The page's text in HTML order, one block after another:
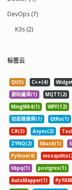
DevOps (7)
K3s (2)
标签云
Qt(5) C++(4)
源码编译(1)
MQTT(2)
MingW64(1)
WPF(12)
动态链接库(1)
QtRo(1)
C#(3)
Async(2)
ZYNQ(2)
libusb(1)
Python(4)
libpq(1)
postgres(1)
AutoMapper(1)